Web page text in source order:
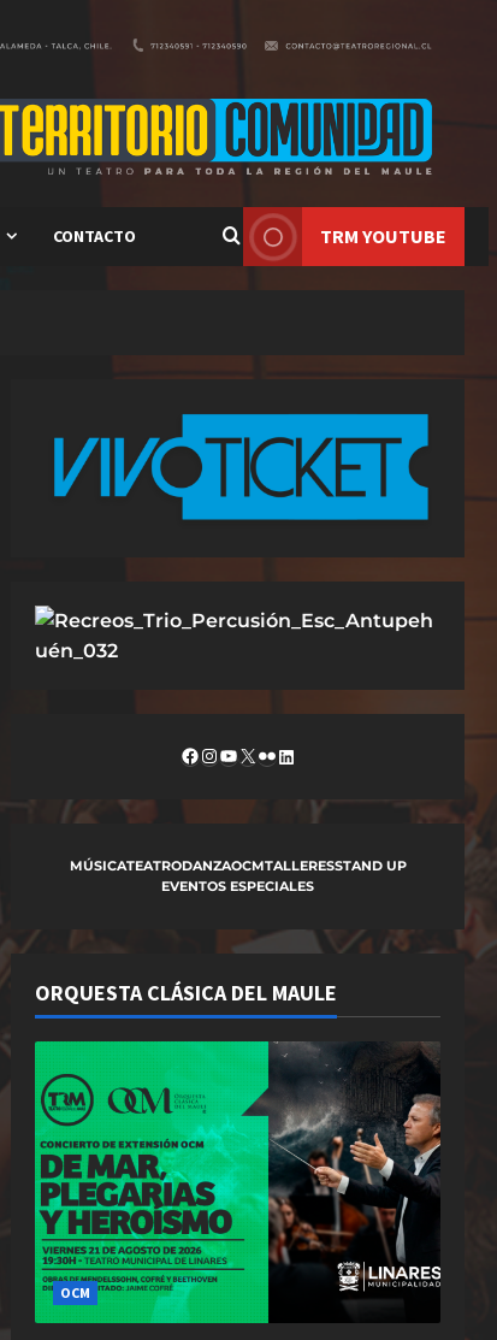
CONTACTO TRM YOUTUBE
Facebook
Instagram
YouTube
X FlickrLinkedIn
MÚSICATEATRODANZAOCMTALLERESSTAND UP
EVENTOS ESPECIALES
ORQUESTA CLÁSICA DEL MAULE
OCM